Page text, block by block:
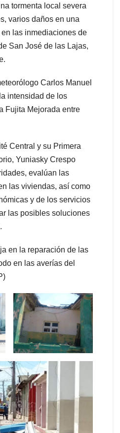
tormenta local severa
varios daños en una
las inmediaciones de
San José de las Lajas,
Carlos Manuel
intensidad de los
Fujita Mejorada entre
Central y su Primera
Yuniasky Crespo
evalúan las
las viviendas, así como
y de los servicios
las posibles soluciones
en la reparación de las
en las averías del